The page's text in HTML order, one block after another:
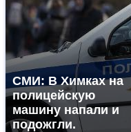
СМИ: В Химках на
полицейскую
машину напали и
подожгли.